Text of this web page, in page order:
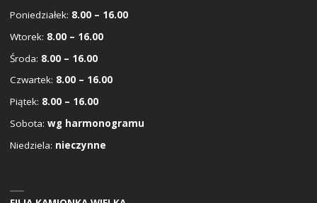
Poniedziałek: 8.00 – 16.00
Wtorek: 8.00 – 16.00
Środa: 8.00 – 16.00
Czwartek: 8.00 – 16.00
Piątek: 8.00 – 16.00
Sobota: wg harmonogramu
Niedziela: nieczynne